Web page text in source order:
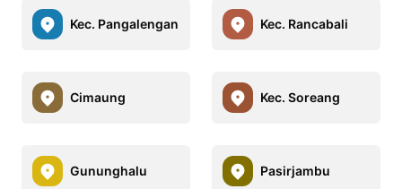
Kec. Pangalengan Kec. Rancabali
Cimaung Kec. Soreang
Gununghalu Pasirjambu